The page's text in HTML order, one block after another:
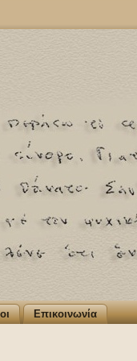
Επικοινωνία